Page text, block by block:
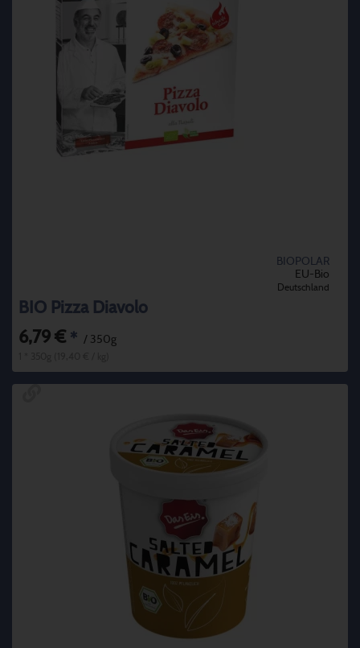
BIOPOLAR
EU-Bio
Deutschland
BIO Pizza Diavolo
6,79 € * / 350g